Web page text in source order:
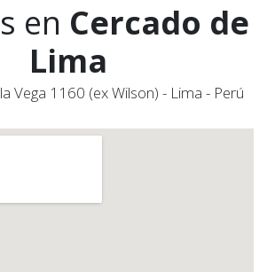
en Cercado de
Lima
Vega 1160 (ex Wilson) - Lima - Perú